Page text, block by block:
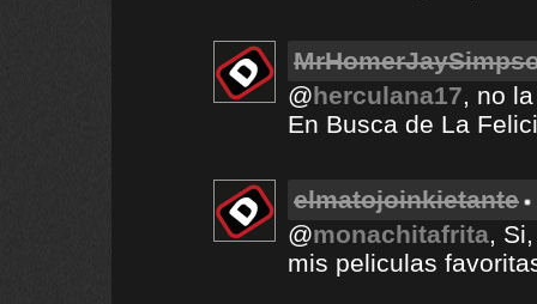
@herculana17, no
En Busca de La
elmatojoinkietante
@monachitafrita,
mis peliculas